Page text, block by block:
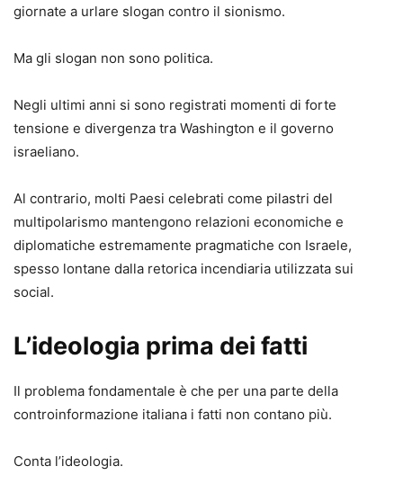
giornate a urlare slogan contro il sionismo.
Ma gli slogan non sono politica.
Negli ultimi anni si sono registrati momenti di forte
tensione e divergenza tra Washington e il governo
israeliano.
Al contrario, molti Paesi celebrati come pilastri del
multipolarismo mantengono relazioni economiche e
diplomatiche estremamente pragmatiche con Israele,
spesso lontane dalla retorica incendiaria utilizzata sui
social.
L’ideologia prima dei fatti
Il problema fondamentale è che per una parte della
controinformazione italiana i fatti non contano più.
Conta l’ideologia.